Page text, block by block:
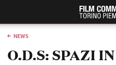
NEWS
O.D.S: SPAZI